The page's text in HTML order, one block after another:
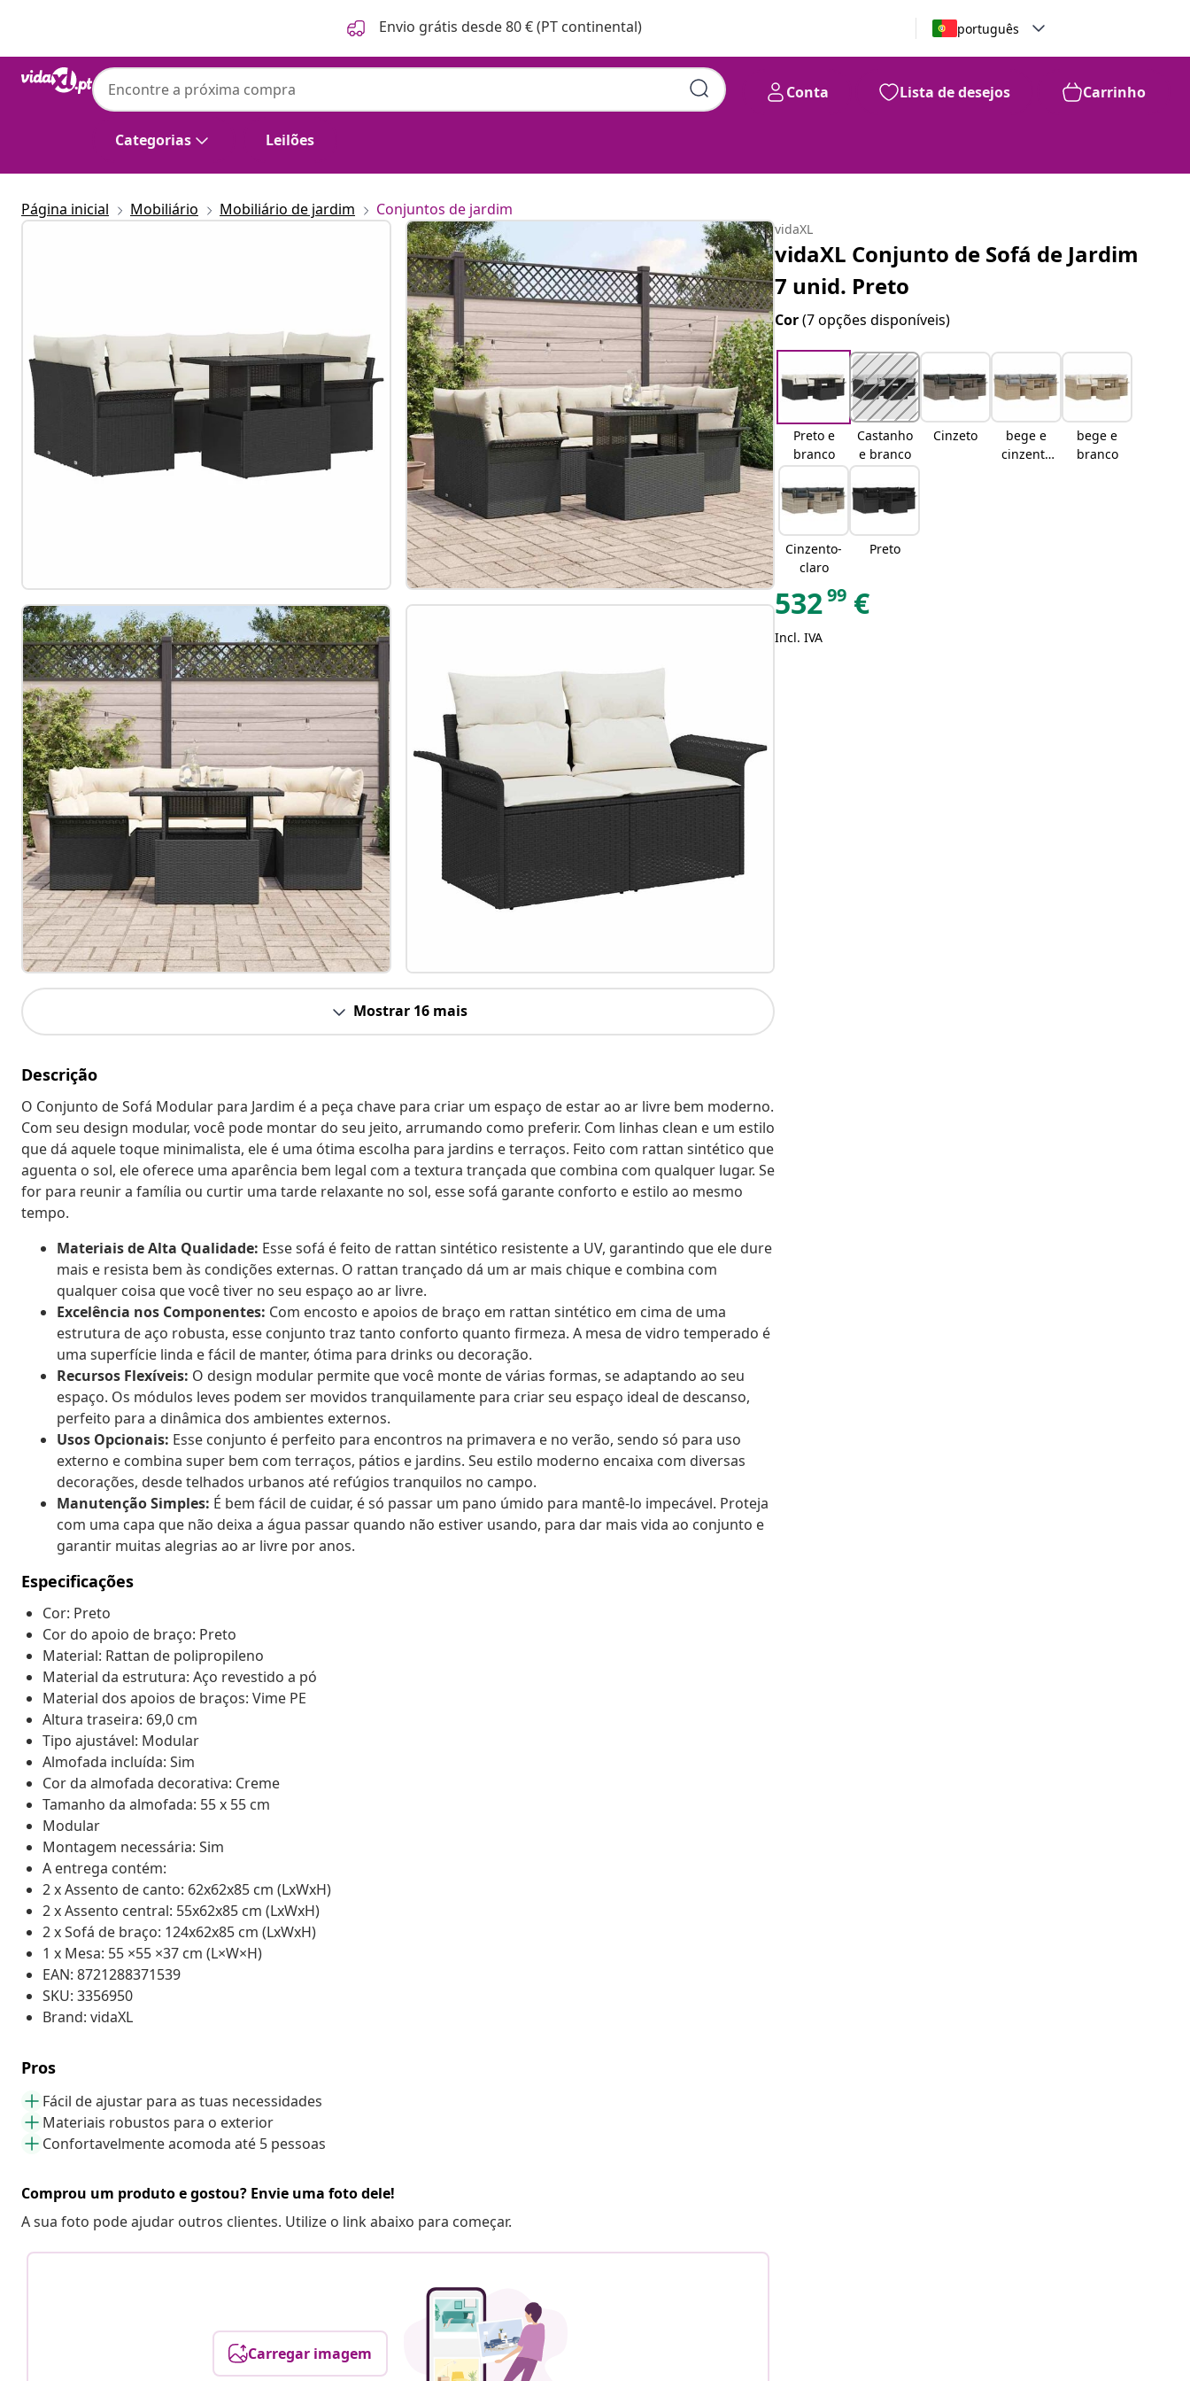
Envio grátis desde 80 € (PT continental) português
Categorias Leilões
Conta Lista de desejos Carrinho
Página inicial Mobiliário Mobiliário de jardim Conjuntos de jardim
Mostrar 16 mais
Descrição
O Conjunto de Sofá Modular para Jardim é a peça chave para criar um espaço de estar ao ar livre bem moderno.
Com seu design modular, você pode montar do seu jeito, arrumando como preferir. Com linhas clean e um estilo
que dá aquele toque minimalista, ele é uma ótima escolha para jardins e terraços. Feito com rattan sintético que
aguenta o sol, ele oferece uma aparência bem legal com a textura trançada que combina com qualquer lugar. Se
for para reunir a família ou curtir uma tarde relaxante no sol, esse sofá garante conforto e estilo ao mesmo
tempo.
Materiais de Alta Qualidade: Esse sofá é feito de rattan sintético resistente a UV, garantindo que ele dure
mais e resista bem às condições externas. O rattan trançado dá um ar mais chique e combina com
qualquer coisa que você tiver no seu espaço ao ar livre.
Excelência nos Componentes: Com encosto e apoios de braço em rattan sintético em cima de uma
estrutura de aço robusta, esse conjunto traz tanto conforto quanto firmeza. A mesa de vidro temperado é
uma superfície linda e fácil de manter, ótima para drinks ou decoração.
Recursos Flexíveis: O design modular permite que você monte de várias formas, se adaptando ao seu
espaço. Os módulos leves podem ser movidos tranquilamente para criar seu espaço ideal de descanso,
perfeito para a dinâmica dos ambientes externos.
Usos Opcionais: Esse conjunto é perfeito para encontros na primavera e no verão, sendo só para uso
externo e combina super bem com terraços, pátios e jardins. Seu estilo moderno encaixa com diversas
decorações, desde telhados urbanos até refúgios tranquilos no campo.
Manutenção Simples: É bem fácil de cuidar, é só passar um pano úmido para mantê-lo impecável. Proteja
com uma capa que não deixa a água passar quando não estiver usando, para dar mais vida ao conjunto e
garantir muitas alegrias ao ar livre por anos.
Especificações
Cor: Preto
Cor do apoio de braço: Preto
Material: Rattan de polipropileno
Material da estrutura: Aço revestido a pó
Material dos apoios de braços: Vime PE
Altura traseira: 69,0 cm
Tipo ajustável: Modular
Almofada incluída: Sim
Cor da almofada decorativa: Creme
Tamanho da almofada: 55 x 55 cm
Modular
Montagem necessária: Sim
A entrega contém:
2 x Assento de canto: 62x62x85 cm (LxWxH)
2 x Assento central: 55x62x85 cm (LxWxH)
2 x Sofá de braço: 124x62x85 cm (LxWxH)
1 x Mesa: 55 ×55 ×37 cm (L×W×H)
EAN: 8721288371539
SKU: 3356950
Brand: vidaXL
Pros
Fácil de ajustar para as tuas necessidades
Materiais robustos para o exterior
Confortavelmente acomoda até 5 pessoas
Comprou um produto e gostou? Envie uma foto dele!
A sua foto pode ajudar outros clientes. Utilize o link abaixo para começar.
Carregar imagem
vidaXL
vidaXL Conjunto de Sofá de Jardim
7 unid. Preto
Cor(7 opções disponíveis)
Preto e
branco
Castanho
e branco
Cinzeto
bege e
cinzento
bege e
branco
Cinzento-
claro
Preto
53299 €
Incl. IVA